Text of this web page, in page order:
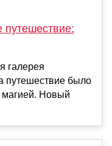
путешествие:
галерея
путешествие было
Новый